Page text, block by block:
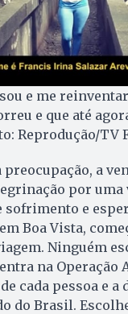
e me
e que até
Reprodução/TV
a
por
sofrimento e
Boa Vista,
Ninguém
na Operação
cada pessoa e a
do Brasil.